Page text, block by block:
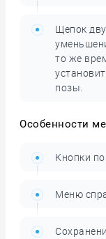
Щепок
то же
позы.
Особенности
Кнопки
Меню